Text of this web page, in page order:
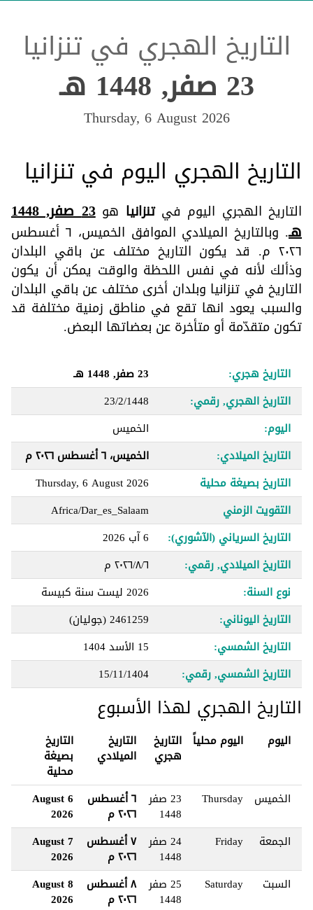
التاريخ الهجري في تنزانيا
23 صفر, 1448 هـ
Thursday, 6 August 2026
التاريخ الهجري اليوم في تنزانيا
التاريخ الهجري اليوم فيتنزانيا هو 23 صفر, 1448
هـ . وبالتاريخ الميلادي الموافق الخميس، ٦ أغسطس
٢٠٢٦ م. قد يكون التاريخ مختلف عن باقي البلدان
وذألك لأنه في نفس اللحظة والوقت يمكن أن يكون
التاريخ في تنزانيا وبلدان أخرى مختلف عن باقي البلدان
والسبب يعود انها تقع في مناطق زمنية مختلفة قد
تكون متقدّمة أو متأخرة عن بعضاتها البعض.
التاريخ هجري:
23 صفر, 1448 هـ
التاريخ الهجري, رقمي:
23/2/1448
اليوم:
الخميس
التاريخ الميلادي:
الخميس، ٦ أغسطس ٢٠٢٦ م
التاريخ بصيغة محلية
Thursday, 6 August 2026
التقويت الزمني
Africa/Dar_es_Salaam
التاريخ السرياني (الآشوري):
6 آب 2026
التاريخ الميلادي, رقمي:
٦‏/٨‏/٢٠٢٦ م
نوع السنة:
2026 ليست سنة كبيسة
التاريخ اليوناني:
2461259 (جوليان)
التاريخ الشمسي:
15 الأسد 1404
التاريخ الشمسي, رقمي:
15/11/1404
التاريخ الهجري لهذا الأسبوع
اليوم اليوم محلياً التاريخ
هجري
التاريخ
الميلادي
التاريخ
بصيغة
محلية
الخميس
Thursday 23 صفر
1448
٦ أغسطس
٢٠٢٦ م
6 August
2026
الجمعة
Friday 24 صفر
1448
٧ أغسطس
٢٠٢٦ م
7 August
2026
السبت
Saturday 25 صفر
1448
٨ أغسطس
٢٠٢٦ م
8 August
2026